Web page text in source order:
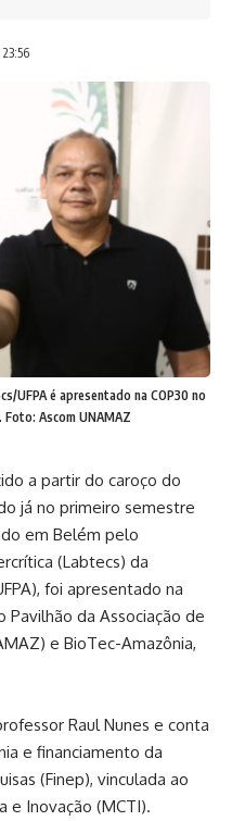
UFPA é apresentado na COP30 no
Ascom UNAMAZ
a partir do caroço do
já no primeiro semestre
em Belém pelo
(Labtecs) da
foi apresentado na
Pavilhão da Associação de
e BioTec-Amazônia,
Raul Nunes e conta
e financiamento da
(Finep), vinculada ao
e Inovação (MCTI).